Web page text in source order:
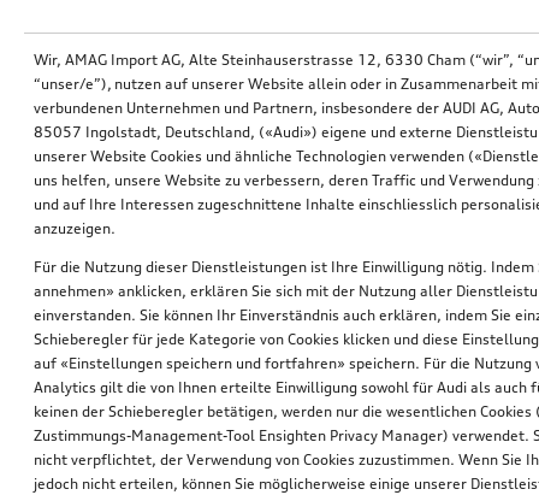
Wir, AMAG Import AG, Alte Steinhauserstrasse 12, 6330 Cham (“wir”,
“unser/e”), nutzen auf unserer Website allein oder in Zusammenarbeit
verbundenen Unternehmen und Partnern, insbesondere der AUDI AG,
85057 Ingolstadt, Deutschland, («Audi») eigene und externe
unserer Website Cookies und ähnliche Technologien verwenden
uns helfen, unsere Website zu verbessern, deren Traffic und Verwendung
und auf Ihre Interessen zugeschnittene Inhalte einschliesslich
anzuzeigen.
Für die Nutzung dieser Dienstleistungen ist Ihre Einwilligung nötig. Indem
annehmen» anklicken, erklären Sie sich mit der Nutzung aller
einverstanden. Sie können Ihr Einverständnis auch erklären, indem Sie
Schieberegler für jede Kategorie von Cookies klicken und diese
auf «Einstellungen speichern und fortfahren» speichern. Für die Nutzung
Analytics gilt die von Ihnen erteilte Einwilligung sowohl für Audi als auch
keinen der Schieberegler betätigen, werden nur die wesentlichen Cookies
Zustimmungs-Management-Tool Ensighten Privacy Manager) verwendet.
nicht verpflichtet, der Verwendung von Cookies zuzustimmen. Wenn Sie
jedoch nicht erteilen, können Sie möglicherweise einige unserer